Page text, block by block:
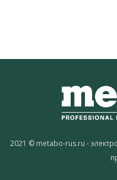
2021 © metabo-rus.ru -